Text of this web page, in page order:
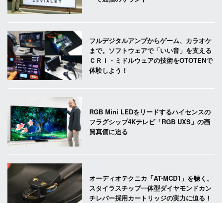
フルデジタルアンプからゲーム、カラオケ
まで。ソフトウェアで「いい音」を支える
ＣＲＩ・ミドルウェアの技術をOTOTENで
体験しよう！
RGB Mini LEDをリードするハイセンスの
フラグシップ4Kテレビ「RGB UXS」の画
質真価に迫る
オーディオテクニカ「AT-MCD1」を聴く。
スタイラスチップ一体型ダイヤモンドカン
チレバー採用カートリッジの実力に迫る！